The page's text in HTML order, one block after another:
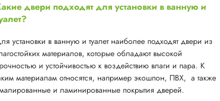
двери подходят для установки в ванную и
установки в ванную и туалет наиболее подходят двери из
материалов, которые обладают высокой
и устойчивостью к воздействию влаги и пара. К
материалам относятся, например экошпон, ПВХ, а также
и ламинированные покрытия дверей.